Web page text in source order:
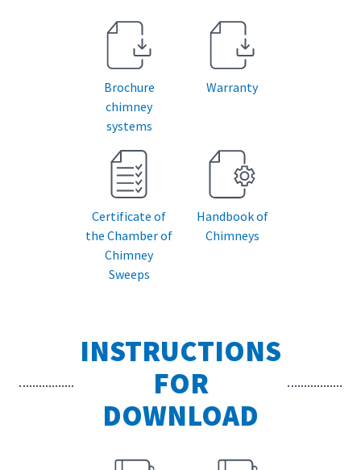
Brochure
chimney
systems
Warranty
Certificate of
the Chamber of
Chimney
Sweeps
Handbook of
Chimneys
INSTRUCTIONS
FOR
DOWNLOAD